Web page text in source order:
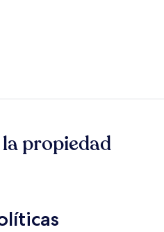
propiedad